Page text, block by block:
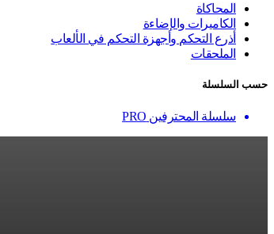
المحاكاة
الكاميرات والإضاءة
أذرع التحكم وأجهزة التحكم في الألعاب
الملحقات
حسب السلسلة
سلسلة المحترفين PRO